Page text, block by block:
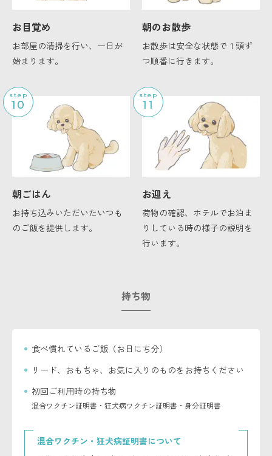
お目覚め
お部屋の清掃を行い、一日が
始まります。
朝のお散歩
お散歩は安全な状態で１頭ず
つ順番に行きます。
step
10
朝ごはん
お持ち込みいただいたいつも
のご飯を提供します。
step
11
お迎え
荷物の確認、ホテルでお泊ま
りしている時の様子の説明を
行います。
持ち物
食べ慣れているご飯（お日にち分）
リード、おもちゃ、お気に入りのものをお持ちください
初回ご利用時の持ち物
混合ワクチン証明書・狂犬病ワクチン証明書・身分証明書
混合ワクチン・狂犬病証明書について